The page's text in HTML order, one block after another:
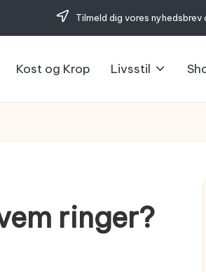
Tilmeld dig vores
Kost og Krop Livsstil
ringer?